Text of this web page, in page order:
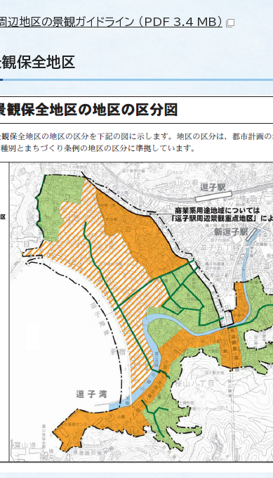
辺地区の景観ガイドライン （PDF 3.4 MB）
保全地区